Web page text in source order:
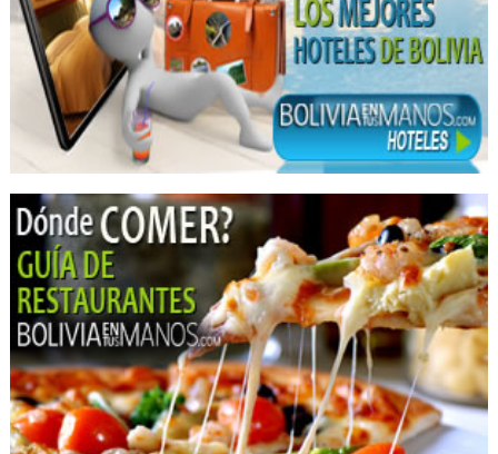
Láser
Consultorio dermatológico
Cuidados de la piel
Tratamientos para la piel
Médicos Otorrinolaringólogos
Agencias de Viajes y Turismo
Operadora de Turismo
Operadores Turisticos
Turismo: Agencias de Viaje
Turismo
Médicos Internistas
Fisioterapia
Cirujanos plásticos
Cirugía Plástica
Cirugia Plástica / Estética